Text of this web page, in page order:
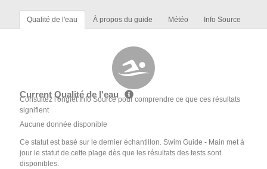
Qualité de l'eau À propos du guide Météo Info Source
Current Qualité de l'eau
Consultez l'onglet Info Source pour comprendre ce que ces résultats
signifient
Aucune donnée disponible
Ce statut est basé sur le dernier échantillon. Swim Guide - Main met à
jour le statut de cette plage dès que les résultats des tests sont
disponibles.